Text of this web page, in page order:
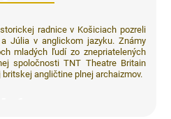
radnice v Košiciach pozreli
Júlia v anglickom jazyku. Známy
mladých ľudí zo znepriatelených
spoločnosti TNT Theatre Britain
britskej angličtine plnej archaizmov.